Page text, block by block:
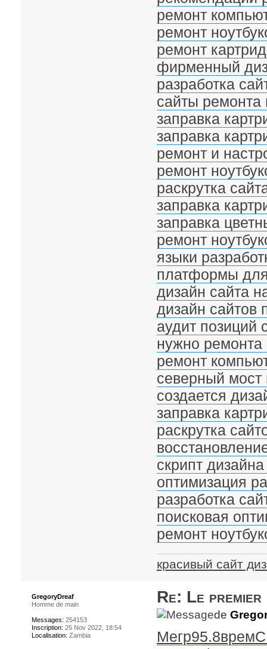
ремонт
ремонт
ремонт
фирменный
разработка
сайты ремонта
заправка
заправка
ремонт и
ремонт
раскрутка
заправка
заправка
ремонт
языки
платформы для
дизайн сайта
дизайн сайтов
аудит позиций
нужно
ремонт
северный мост
создается
заправка
раскрутка
скрипт
оптимизация
разработка
поисковая
ремонт
красивый сайт
Re: Le
de
Мегр95.8врем
GregoryDreaf
Homme de main
Messages: 254153
Inscription: 25 Nov 2022, 18:54
Localisation: Zambia